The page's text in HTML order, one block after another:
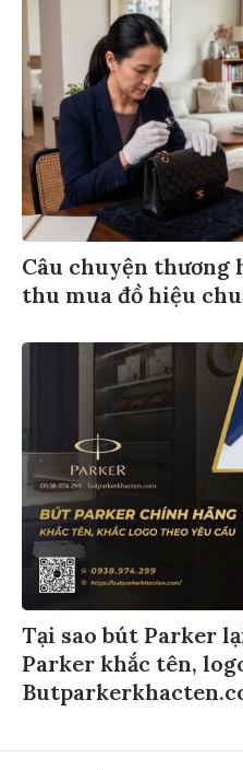
Câu chuyện thương
thu mua đồ hiệu
Tại sao bút Parker
Parker khắc tên,